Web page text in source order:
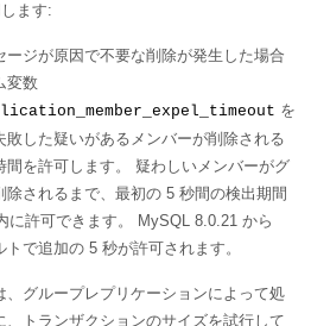
ます:
ージが原因で不要な削除が発生した場合
変数
を
敗した疑いがあるメンバーが削除される
間を許可します。 疑わしいメンバーがグ
除されるまで、最初の 5 秒間の検出期間
に許可できます。 MySQL 8.0.21 から
トで追加の 5 秒が許可されます。
、グループレプリケーションによって処
、トランザクションのサイズを試行して